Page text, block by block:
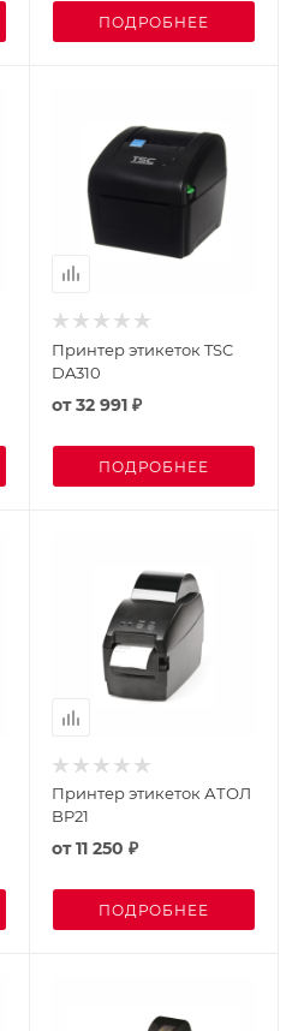
ПОДРОБНЕЕ
Принтер этикеток TSC
DA310
от32 991 ₽
ПОДРОБНЕЕ
Принтер этикеток АТОЛ
BP21
от11 250 ₽
ПОДРОБНЕЕ